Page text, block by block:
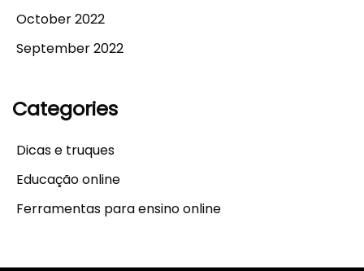
October 2022
September 2022
Categories
Dicas e truques
Educação online
Ferramentas para ensino online